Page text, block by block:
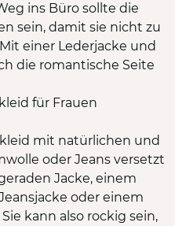
ins Büro sollte die
sein, damit sie nicht zu
einer Lederjacke und
die romantische Seite
für Frauen
mit natürlichen und
oder Jeans versetzt
Jacke, einem
oder einem
kann also rockig sein,